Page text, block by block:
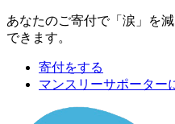
あなたのご寄付で「涙」を
できます。
寄付をする
マンスリーサポーター